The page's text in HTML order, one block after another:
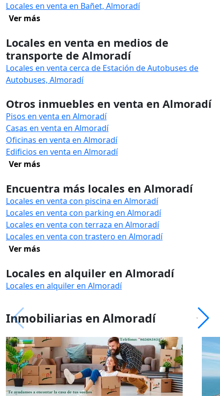
Locales en venta en Bañet, Almoradí
Ver más
Locales en venta en medios de
transporte de Almoradí
Locales en venta cerca de Estación de Autobuses de
Autobuses, Almoradí
Otros inmuebles en venta en Almoradí
Pisos en venta en Almoradí
Casas en venta en Almoradí
Oficinas en venta en Almoradí
Edificios en venta en Almoradí
Ver más
Encuentra más locales en Almoradí
Locales en venta con piscina en Almoradí
Locales en venta con parking en Almoradí
Locales en venta con terraza en Almoradí
Locales en venta con trastero en Almoradí
Ver más
Locales en alquiler en Almoradí
Locales en alquiler en Almoradí
Inmobiliarias en Almoradí